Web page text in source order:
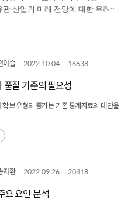
관 산업의 미래 전망에 대한 우려가
이슬 2022.10.04 16638
품질 기준의 필요성
보 유형의 증가는 기존 통계자료의 대안을
지환 2022.09.26 20418
요 요인 분석